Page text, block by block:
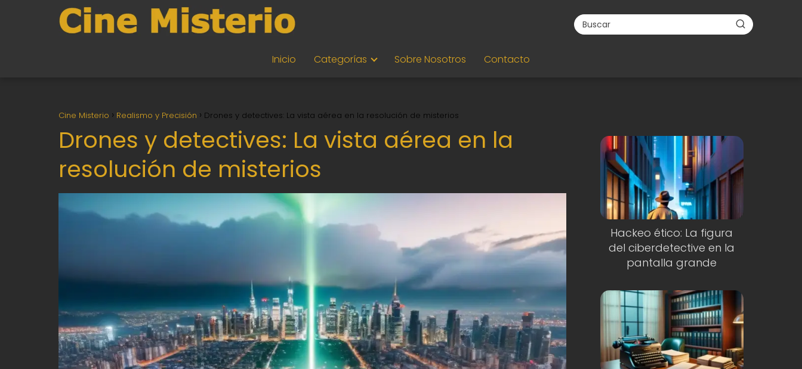
Inicio Categorías Sobre Nosotros Contacto
Cine Misterio Realismo y Precisión Drones y detectives: La vista aérea en la resolución de misterios
Drones y detectives: La vista aérea en la
resolución de misterios
Hackeo ético: La figura
del ciberdetective en la
pantalla grande